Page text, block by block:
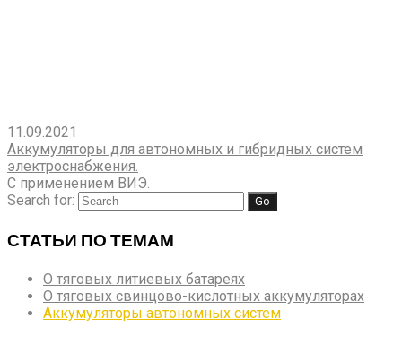
11.09.2021
Аккумуляторы для автономных и гибридных систем
электроснабжения.
С применением ВИЭ.
Search for:
СТАТЬИ ПО ТЕМАМ
О тяговых литиевых батареях
О тяговых свинцово-кислотных аккумуляторах
Аккумуляторы автономных систем